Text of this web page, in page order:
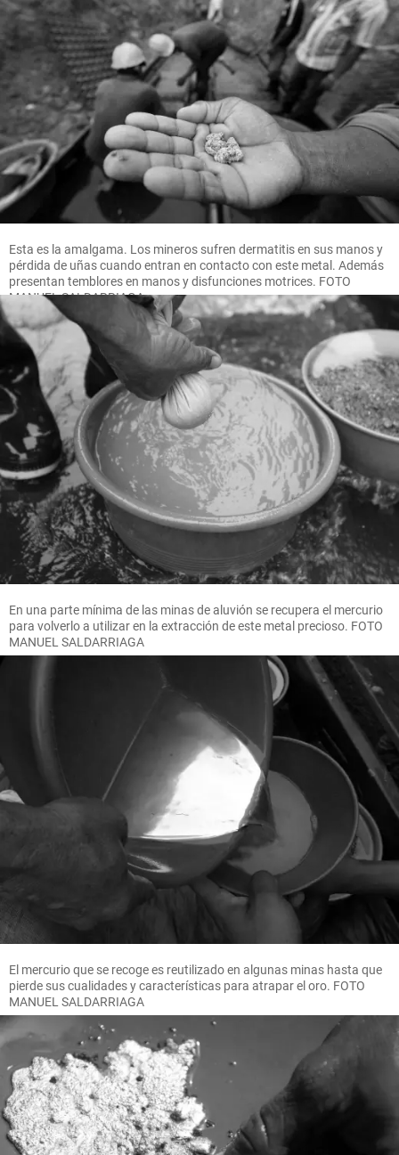
Esta es la amalgama. Los mineros sufren dermatitis en sus manos y
pérdida de uñas cuando entran en contacto con este metal. Además
presentan temblores en manos y disfunciones motrices. FOTO
MANUEL SALDARRIAGA
En una parte mínima de las minas de aluvión se recupera el mercurio
para volverlo a utilizar en la extracción de este metal precioso. FOTO
MANUEL SALDARRIAGA
El mercurio que se recoge es reutilizado en algunas minas hasta que
pierde sus cualidades y características para atrapar el oro. FOTO
MANUEL SALDARRIAGA